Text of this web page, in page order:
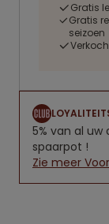
Gratis
Gratis
seizoen
5% van al
spaarpot !
Zie meer